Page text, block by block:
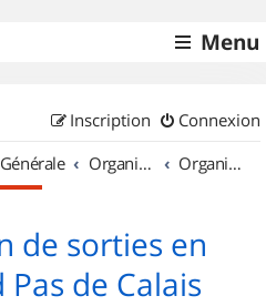
Menu
Connexion
Inscription
Générale Organisation de sorties & Recherche de partenaires Organisation de sorties en région Nord Pas de Calais
de sorties en
de Calais